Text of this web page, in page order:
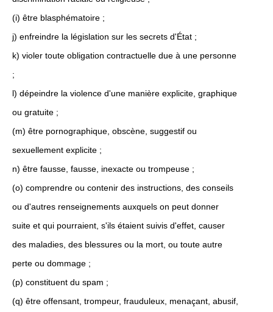
(i) être blasphématoire ;
j) enfreindre la législation sur les secrets d'État ;
k) violer toute obligation contractuelle due à une personne
;
l) dépeindre la violence d'une manière explicite, graphique
ou gratuite ;
(m) être pornographique, obscène, suggestif ou
sexuellement explicite ;
n) être fausse, fausse, inexacte ou trompeuse ;
(o) comprendre ou contenir des instructions, des conseils
ou d'autres renseignements auxquels on peut donner
suite et qui pourraient, s'ils étaient suivis d'effet, causer
des maladies, des blessures ou la mort, ou toute autre
perte ou dommage ;
(p) constituent du spam ;
(q) être offensant, trompeur, frauduleux, menaçant, abusif,